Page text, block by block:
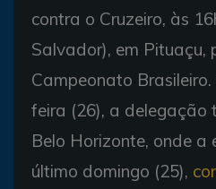
contra o Cruzeiro, às
Salvador), em Pituaçu,
Campeonato
feira (26), a delegação
Belo Horizonte, onde a
último domingo (25),